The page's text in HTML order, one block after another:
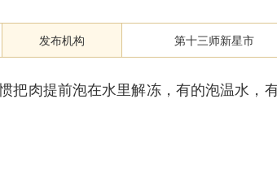
发布机构 第十三师新星市
把肉提前泡在水里解冻，有的泡温水，